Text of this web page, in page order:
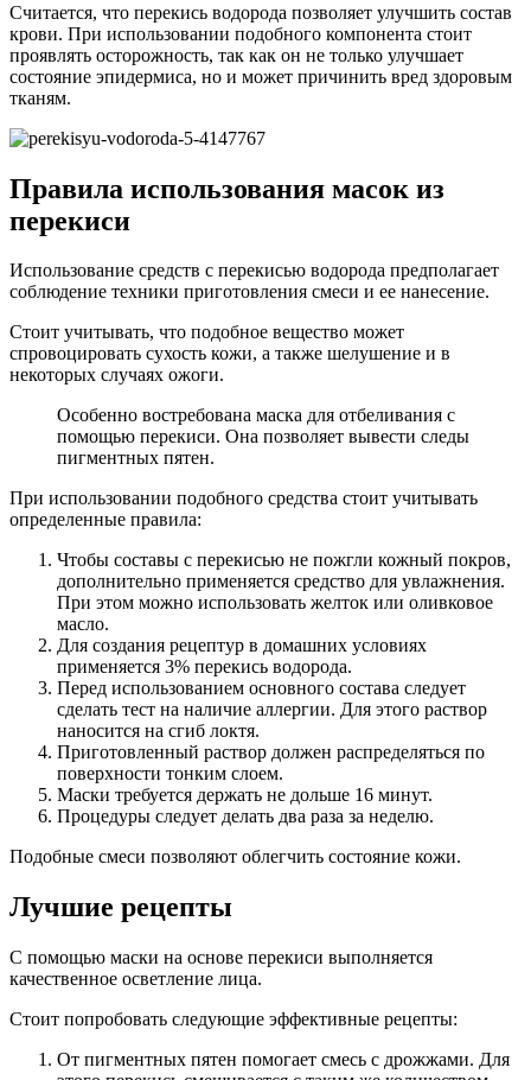
Считается, что перекись водорода позволяет улучшить состав
крови. При использовании подобного компонента стоит
проявлять осторожность, так как он не только улучшает
состояние эпидермиса, но и может причинить вред здоровым
тканям.
Правила использования масок из
перекиси
Использование средств с перекисью водорода предполагает
соблюдение техники приготовления смеси и ее нанесение.
Стоит учитывать, что подобное вещество может
спровоцировать сухость кожи, а также шелушение и в
некоторых случаях ожоги.
Особенно востребована маска для отбеливания с
помощью перекиси. Она позволяет вывести следы
пигментных пятен.
При использовании подобного средства стоит учитывать
определенные правила:
Чтобы составы с перекисью не пожгли кожный покров,
дополнительно применяется средство для увлажнения.
При этом можно использовать желток или оливковое
масло.
Для создания рецептур в домашних условиях
применяется 3% перекись водорода.
Перед использованием основного состава следует
сделать тест на наличие аллергии. Для этого раствор
наносится на сгиб локтя.
Приготовленный раствор должен распределяться по
поверхности тонким слоем.
Маски требуется держать не дольше 16 минут.
Процедуры следует делать два раза за неделю.
Подобные смеси позволяют облегчить состояние кожи.
Лучшие рецепты
С помощью маски на основе перекиси выполняется
качественное осветление лица.
Стоит попробовать следующие эффективные рецепты:
От пигментных пятен помогает смесь с дрожжами. Для